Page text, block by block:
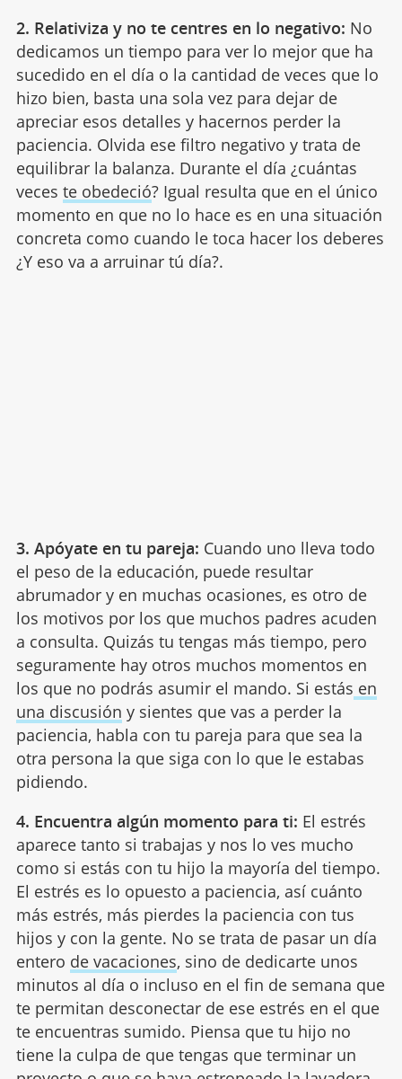
2. Relativiza y no te centres en lo negativo: No
dedicamos un tiempo para ver lo mejor que ha
sucedido en el día o la cantidad de veces que lo
hizo bien, basta una sola vez para dejar de
apreciar esos detalles y hacernos perder la
paciencia. Olvida ese filtro negativo y trata de
equilibrar la balanza. Durante el día ¿cuántas
veces te obedeció? Igual resulta que en el único
momento en que no lo hace es en una situación
concreta como cuando le toca hacer los deberes
¿Y eso va a arruinar tú día?.
3. Apóyate en tu pareja: Cuando uno lleva todo
el peso de la educación, puede resultar
abrumador y en muchas ocasiones, es otro de
los motivos por los que muchos padres acuden
a consulta. Quizás tu tengas más tiempo, pero
seguramente hay otros muchos momentos en
los que no podrás asumir el mando. Si estás en
una discusión y sientes que vas a perder la
paciencia, habla con tu pareja para que sea la
otra persona la que siga con lo que le estabas
pidiendo.
4. Encuentra algún momento para ti: El estrés
aparece tanto si trabajas y nos lo ves mucho
como si estás con tu hijo la mayoría del tiempo.
El estrés es lo opuesto a paciencia, así cuánto
más estrés, más pierdes la paciencia con tus
hijos y con la gente. No se trata de pasar un día
entero de vacaciones, sino de dedicarte unos
minutos al día o incluso en el fin de semana que
te permitan desconectar de ese estrés en el que
te encuentras sumido. Piensa que tu hijo no
tiene la culpa de que tengas que terminar un